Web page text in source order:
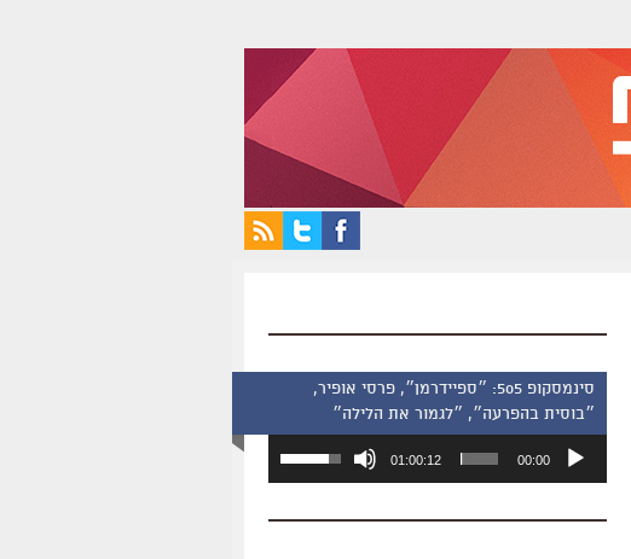
סינמסקופ 505: ״ספיידרמן״, פרסי אופיר,
״בוסית בהפרעה״, ״לגמור את הלילה״
אודיו
00:00
01:00:12
השתמש
כדי